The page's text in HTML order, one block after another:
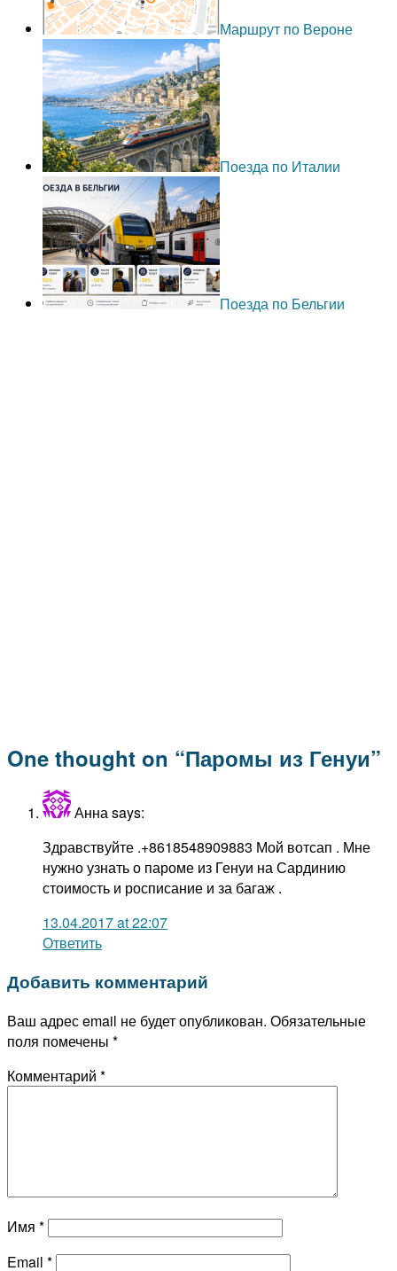
Маршрут по Вероне
Поезда по Италии
Поезда по Бельгии
One thought on “Паромы из Генуи”
Аннаsays:
Здравствуйте .+8618548909883 Мой вотсап . Мне
нужно узнать о пароме из Генуи на Сардинию
стоимость и росписание и за багаж .
13.04.2017 at 22:07
Ответить
Добавить комментарий
Ваш адрес email не будет опубликован. Обязательные
поля помечены *
Комментарий *
Имя *
Email *